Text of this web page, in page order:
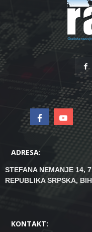
ADRESA:
STEFANA NEMANJE 14,
REPUBLIKA SRPSKA, BIH
KONTAKT: